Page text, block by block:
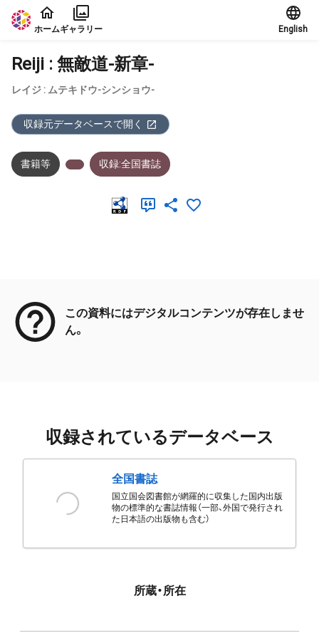
本文に飛ぶ
ホームギャラリー English
Reiji : 無敵道-新章-
レイジ : ムテキドウ-シンショウ-
収録元データベースで開く
書籍等 収録:全国書誌
この資料にはデジタルコンテンツが存在しませ
ん。
収録されているデータベース
全国書誌
国立国会図書館が網羅的に収集した国内出版
物の標準的な書誌情報（一部、外国で発行され
た日本語の出版物も含む）
所蔵・所在